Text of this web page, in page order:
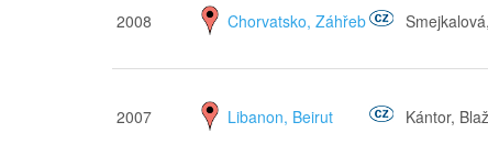
2008 Chorvatsko, Záhřeb
2007 Libanon, Beirut Kántor,